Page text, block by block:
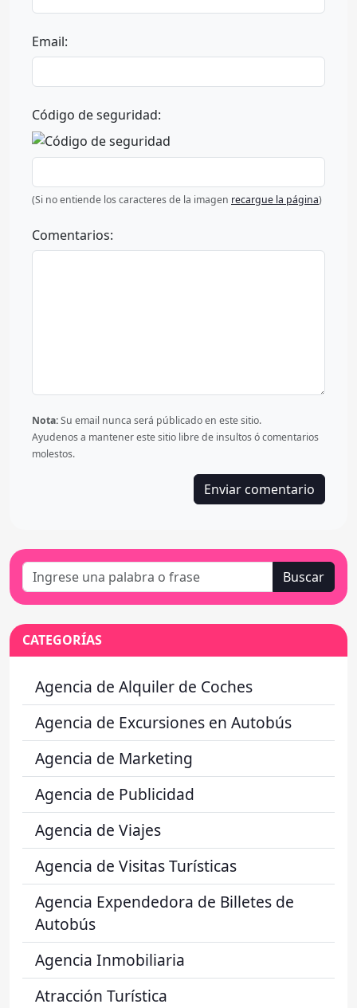
Email:
Código de seguridad:
(Si no entiende los caracteres de la imagen recargue la página)
Comentarios:
Nota:Su email nunca será públicado en este sitio.
Ayudenos a mantener este sitio libre de insultos ó comentarios
molestos.
Buscar
CATEGORÍAS
Agencia de Alquiler de Coches
Agencia de Excursiones en Autobús
Agencia de Marketing
Agencia de Publicidad
Agencia de Viajes
Agencia de Visitas Turísticas
Agencia Expendedora de Billetes de
Autobús
Agencia Inmobiliaria
Atracción Turística